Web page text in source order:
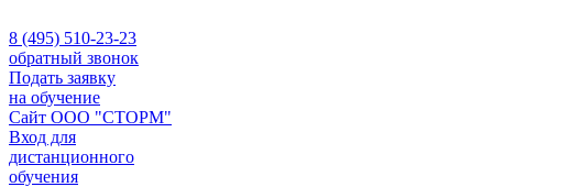
8 (495) 510-23-23
обратный звонок
Подать заявку
на обучение
Сайт ООО "СТОРМ"
Вход для
дистанционного
обучения